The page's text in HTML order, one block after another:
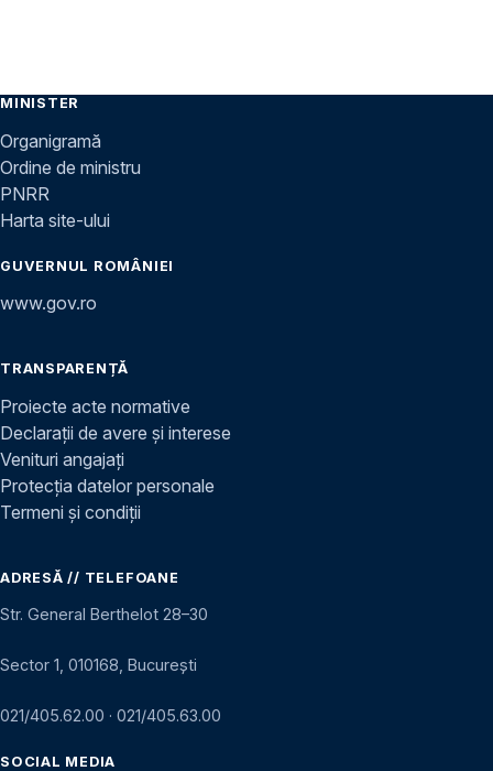
MINISTER
Organigramă
Ordine de ministru
PNRR
Harta site-ului
GUVERNUL ROMÂNIEI
www.gov.ro
TRANSPARENȚĂ
Proiecte acte normative
Declarații de avere și interese
Venituri angajați
Protecția datelor personale
Termeni și condiții
ADRESĂ // TELEFOANE
Str. General Berthelot 28–30
Sector 1, 010168, București
021/405.62.00 · 021/405.63.00
SOCIAL MEDIA